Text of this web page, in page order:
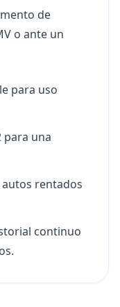
de
o ante un
para uso
para una
rentados
continuo